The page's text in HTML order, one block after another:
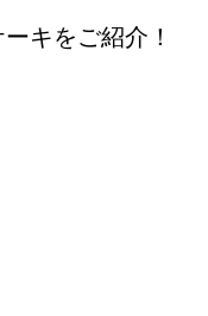
キをご紹介！